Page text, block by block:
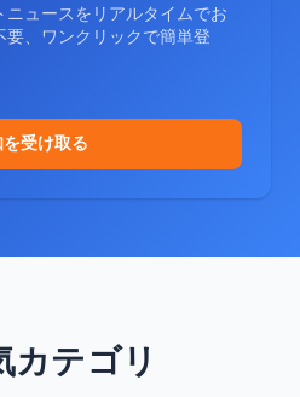
ニュースをリアルタイムでお
要、ワンクリックで簡単登
受け取る
テゴリ